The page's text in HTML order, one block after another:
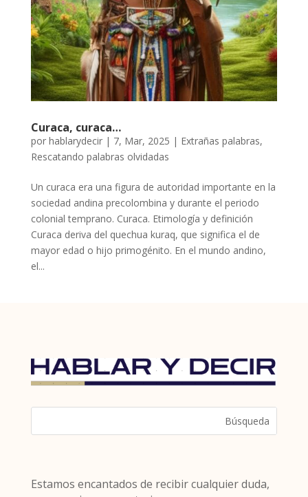
Curaca, curaca…
por hablarydecir| 7, Mar, 2025 | Extrañas palabras,
Rescatando palabras olvidadas
Un curaca era una figura de autoridad importante en la
sociedad andina precolombina y durante el periodo
colonial temprano. Curaca. Etimología y definición
Curaca deriva del quechua kuraq, que significa el de
mayor edad o hijo primogénito. En el mundo andino,
el...
Estamos encantados de recibir cualquier duda,